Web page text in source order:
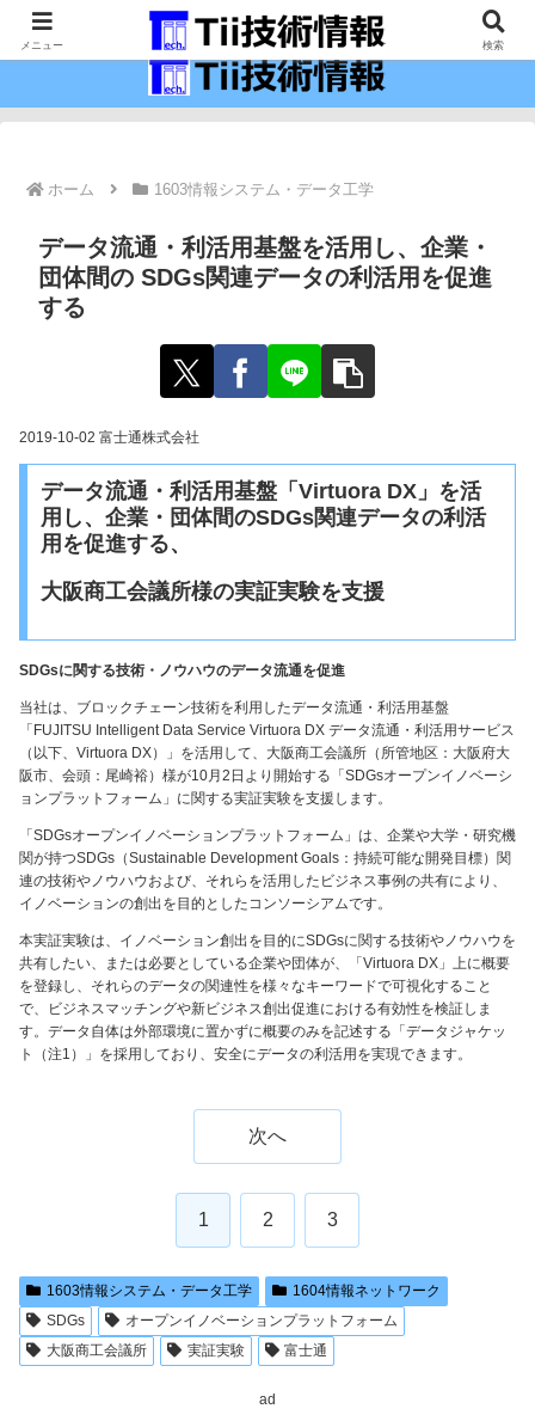
最新の科学技術の情報インフラ。
ホーム 1603情報システム・データ工学
データ流通・利活用基盤を活用し、企業・
団体間の SDGs関連データの利活用を促進
する
2019-10-02 富士通株式会社
データ流通・利活用基盤「Virtuora DX」を活
用し、企業・団体間のSDGs関連データの利活
用を促進する、
大阪商工会議所様の実証実験を支援
SDGsに関する技術・ノウハウのデータ流通を促進
当社は、ブロックチェーン技術を利用したデータ流通・利活用基盤
「FUJITSU Intelligent Data Service Virtuora DX データ流通・利活用サービス
（以下、Virtuora DX）」を活用して、大阪商工会議所（所管地区：大阪府大
阪市、会頭：尾崎裕）様が10月2日より開始する「SDGsオープンイノベーシ
ョンプラットフォーム」に関する実証実験を支援します。
「SDGsオープンイノベーションプラットフォーム」は、企業や大学・研究機
関が持つSDGs（Sustainable Development Goals：持続可能な開発目標）関
連の技術やノウハウおよび、それらを活用したビジネス事例の共有により、
イノベーションの創出を目的としたコンソーシアムです。
本実証実験は、イノベーション創出を目的にSDGsに関する技術やノウハウを
共有したい、または必要としている企業や団体が、「Virtuora DX」上に概要
を登録し、それらのデータの関連性を様々なキーワードで可視化すること
で、ビジネスマッチングや新ビジネス創出促進における有効性を検証しま
す。データ自体は外部環境に置かずに概要のみを記述する「データジャケッ
ト（注1）」を採用しており、安全にデータの利活用を実現できます。
次へ
1 2 3
1603情報システム・データ工学
1604情報ネットワーク
SDGs
オープンイノベーションプラットフォーム
大阪商工会議所
実証実験 富士通
ad
メニュー 検索